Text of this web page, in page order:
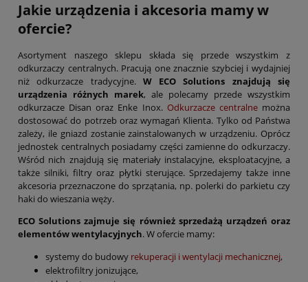
Jakie urządzenia i akcesoria mamy w
ofercie?
Asortyment naszego sklepu składa się przede wszystkim z
odkurzaczy centralnych. Pracują one znacznie szybciej i wydajniej
niż odkurzacze tradycyjne. W ECO Solutions znajdują się
urządzenia różnych marek, ale polecamy przede wszystkim
odkurzacze Disan oraz Enke Inox. Odkurzacze centralnemożna
dostosować do potrzeb oraz wymagań Klienta. Tylko od Państwa
zależy, ile gniazd zostanie zainstalowanych w urządzeniu. Oprócz
jednostek centralnych posiadamy części zamienne do odkurzaczy.
Wśród nich znajdują się materiały instalacyjne, eksploatacyjne, a
także silniki, filtry oraz płytki sterujące. Sprzedajemy także inne
akcesoria przeznaczone do sprzątania, np. polerki do parkietu czy
haki do wieszania węży.
ECO Solutions zajmuje się również sprzedażą urządzeń oraz
elementów wentylacyjnych. W ofercie mamy:
systemy do budowy rekuperacji i wentylacji mechanicznej,
elektrofiltry jonizujące,